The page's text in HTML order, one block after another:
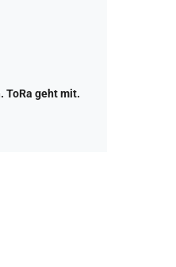
ToRa geht mit.